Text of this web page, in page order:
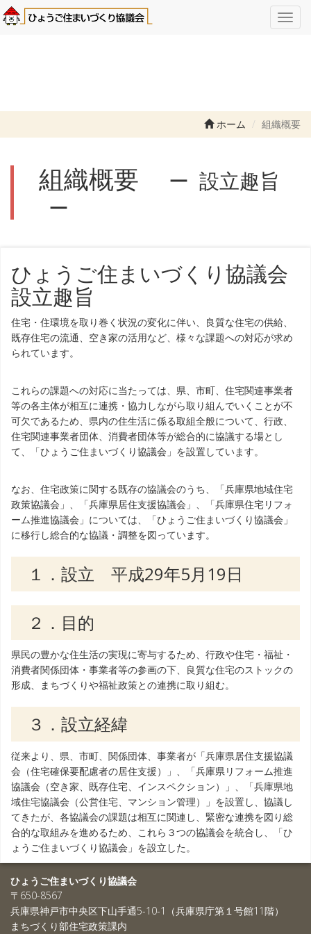
ホーム 組織概要
組織概要 設立趣旨
ひょうご住まいづくり協議会
設立趣旨
住宅・住環境を取り巻く状況の変化に伴い、良質な住宅の供給、
既存住宅の流通、空き家の活用など、様々な課題への対応が求め
られています。
これらの課題への対応に当たっては、県、市町、住宅関連事業者
等の各主体が相互に連携・協力しながら取り組んでいくことが不
可欠であるため、県内の住生活に係る取組全般について、行政、
住宅関連事業者団体、消費者団体等が総合的に協議する場とし
て、「ひょうご住まいづくり協議会」を設置しています。
なお、住宅政策に関する既存の協議会のうち、「兵庫県地域住宅
政策協議会」、「兵庫県居住支援協議会」、「兵庫県住宅リフォ
ーム推進協議会」については、「ひょうご住まいづくり協議会」
に移行し総合的な協議・調整を図っています。
１．設立 平成29年5月19日
２．目的
県民の豊かな住生活の実現に寄与するため、行政や住宅・福祉・
消費者関係団体・事業者等の参画の下、良質な住宅のストックの
形成、まちづくりや福祉政策との連携に取り組む。
３．設立経緯
従来より、県、市町、関係団体、事業者が「兵庫県居住支援協議
会（住宅確保要配慮者の居住支援）」、「兵庫県リフォーム推進
協議会（空き家、既存住宅、インスペクション）」、「兵庫県地
域住宅協議会（公営住宅、マンション管理）」を設置し、協議し
てきたが、各協議会の課題は相互に関連し、緊密な連携を図り総
合的な取組みを進めるため、これら３つの協議会を統合し、「ひ
ょうご住まいづくり協議会」を設立した。
ひょうご住まいづくり協議会
〒650-8567
兵庫県神戸市中央区下山手通5-10-1（兵庫県庁第１号館11階）
まちづくり部住宅政策課内